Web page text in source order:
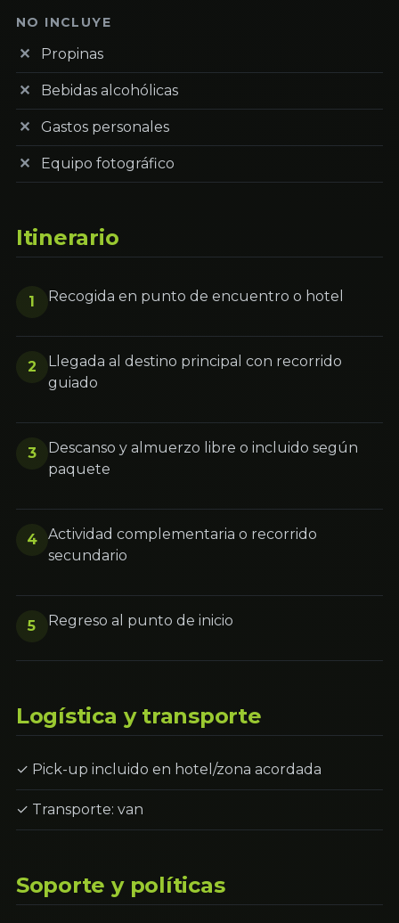
NO INCLUYE
Propinas
Bebidas alcohólicas
Gastos personales
Equipo fotográfico
Itinerario
1 Recogida en punto de encuentro o hotel
2
Llegada al destino principal con recorrido
guiado
3
Descanso y almuerzo libre o incluido según
paquete
4
Actividad complementaria o recorrido
secundario
5 Regreso al punto de inicio
Logística y transporte
✓ Pick-up incluido en hotel/zona acordada
✓ Transporte: van
Soporte y políticas